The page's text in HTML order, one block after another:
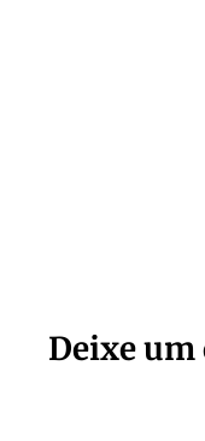
Deixe